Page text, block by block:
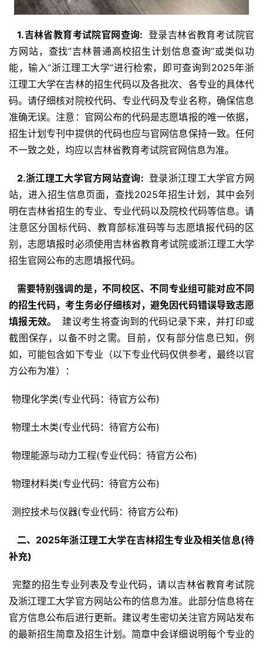
  1.吉林省教育考试院官网查询:
登录吉林省教育考试院官
方网站，查找“吉林普通高校招生计划信息查询”或类似功
能，输入“浙江理工大学”进行检索，即可查询到2025年浙
江理工大学在吉林的招生代码以及各批次、各专业的具体代
码。请仔细核对院校代码、专业代码及专业名称，确保信息
准确无误。注意：官网公布的代码是志愿填报的唯一依据，
招生计划专刊中提供的代码也应与官网信息保持一致。任何
不一致之处，均应以吉林省教育考试院官网信息为准。
  2.浙江理工大学官方网站查询:
登录浙江理工大学官方网
站，进入招生信息页面，查找2025年招生计划，其中会列
明在吉林省招生的专业、专业代码以及院校代码等信息。请
注意区分国标代码、教育部标准码等与志愿填报代码的区
别，志愿填报时必须使用吉林省教育考试院或浙江理工大学
招生官网公布的志愿填报代码。
  需要特别强调的是，不同校区、不同专业组可能对应不同
的招生代码，考生务必仔细核对，避免因代码错误导致志愿
填报无效。
建议考生将查询到的代码记录下来，并打印或
截图保存，以备不时之需。目前，仅有部分信息已知，例
如，可能包含如下专业（以下专业代码仅供参考，最终以官
方公布为准）：
物理化学类(专业代码：待官方公布)
物理土木类(专业代码：待官方公布)
物理能源与动力工程(专业代码：待官方公布)
物理材料类(专业代码：待官方公布)
测控技术与仪器(专业代码：待官方公布)
  二、2025年浙江理工大学在吉林招生专业及相关信息(待
补充)
及浙江理工大学官方网站公布的信息为准。此部分信息将在
官方信息公布后进行更新。建议考生密切关注官方网站发布
的最新招生简章及招生计划。简章中会详细说明每个专业的